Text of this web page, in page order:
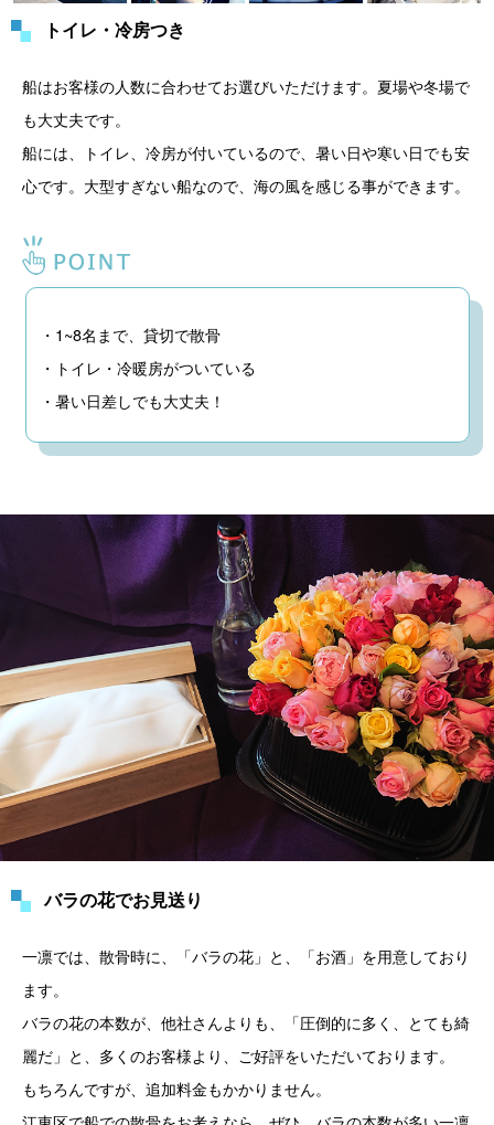
トイレ・冷房つき
船はお客様の人数に合わせてお選びいただけます。夏場や冬場で
も大丈夫です。
船には、トイレ、冷房が付いているので、暑い日や寒い日でも安
心です。大型すぎない船なので、海の風を感じる事ができます。
・1~8名まで、貸切で散骨
・トイレ・冷暖房がついている
・暑い日差しでも大丈夫！
バラの花でお見送り
一凛では、散骨時に、「バラの花」と、「お酒」を用意しており
ます。
バラの花の本数が、他社さんよりも、「圧倒的に多く、とても綺
麗だ」と、多くのお客様より、ご好評をいただいております。
もちろんですが、追加料金もかかりません。